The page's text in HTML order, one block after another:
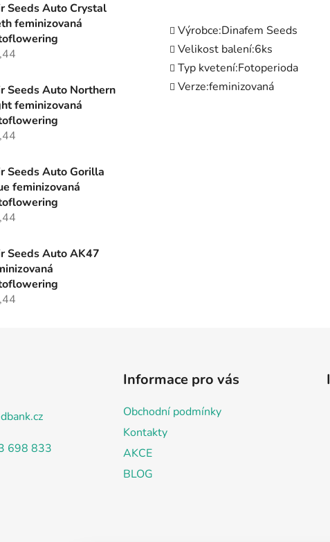
Seeds Auto Crystal
feminizovaná
Seeds Auto Northern
feminizovaná
Seeds Auto Gorilla
feminizovaná
Seeds Auto AK47
Výrobce:Dinafem Seeds
Velikost balení:6ks
Typ kvetení:Fotoperioda
Verze:feminizovaná
698 833
Informace pro vás
Obchodní podmínky
Kontakty
AKCE
BLOG